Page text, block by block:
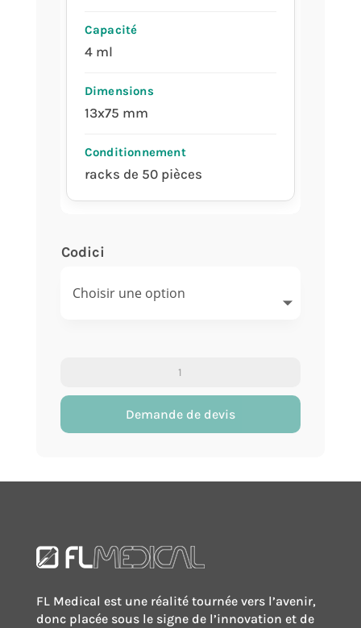
4 ml
13x75 mm
racks de 50 pièces
Codici
avec
Demande de devis
FL Medical est une réalité tournée vers l’avenir,
donc placée sous le signe de l’innovation et de